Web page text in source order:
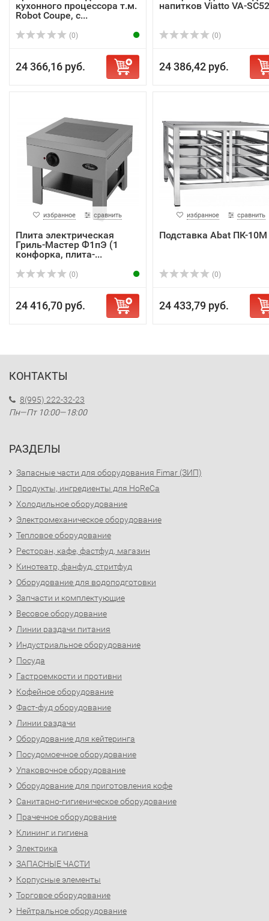
кухонного процессора т.м.
Robot Coupe, с...
(0)
24 366,16 руб.
напитков Viatto VA-SC52
(0)
24 386,42 руб.
избранное сравнить
Плита электрическая
Гриль-Мастер Ф1пЭ (1
конфорка, плита-...
(0)
24 416,70 руб.
избранное сравнить
Подставка Abat ПК-10М
(0)
24 433,79 руб.
КОНТАКТЫ
8(995) 222-32-23
Пн—Пт 10:00—18:00
РАЗДЕЛЫ
Запасные части для оборудования Fimar (ЗИП)
Продукты, ингредиенты для HoReCa
Холодильное оборудование
Электромеханическое оборудование
Тепловое оборудование
Ресторан, кафе, фастфуд, магазин
Кинотеатр, фанфуд, стритфуд
Оборудование для водоподготовки
Запчасти и комплектующие
Весовое оборудование
Линии раздачи питания
Индустриальное оборудование
Посуда
Гастроемкости и противни
Кофейное оборудование
Фаст-фуд оборудование
Линии раздачи
Оборудование для кейтеринга
Посудомоечное оборудование
Упаковочное оборудование
Оборудование для приготовления кофе
Санитарно-гигиеническое оборудование
Прачечное оборудование
Клининг и гигиена
Электрика
ЗАПАСНЫЕ ЧАСТИ
Корпусные элементы
Торговое оборудование
Нейтральное оборудование